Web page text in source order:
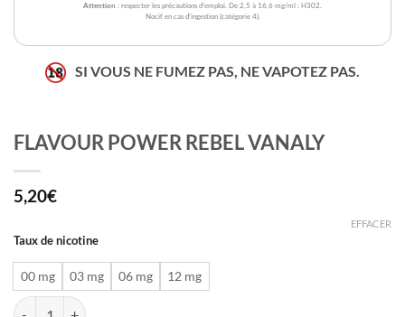
Attention : respecter les précautions d'emploi. De 2,5 à 16,6 mg/ml : H302.
Nocif en cas d'ingestion (catégorie 4).
SI VOUS NE FUMEZ PAS, NE VAPOTEZ PAS.
FLAVOUR POWER REBEL VANALY
5,20€
Taux de nicotine
00 mg 03 mg 06 mg 12 mg
EFFACER
quantité de FLAVOUR POWER REBEL VANALY